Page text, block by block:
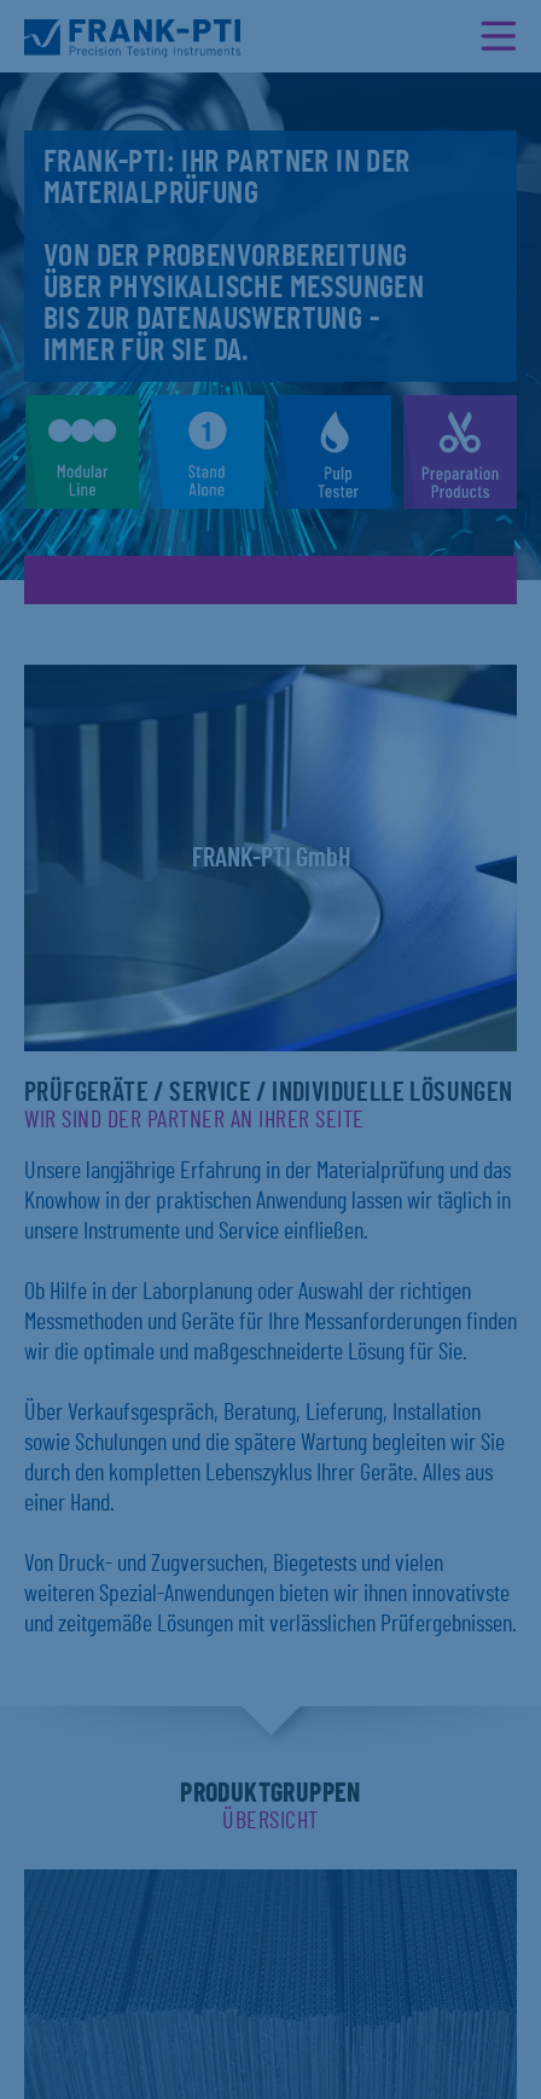
FRANK-PTI: IHR PARTNER IN DER
MATERIALPRÜFUNG
VON DER PROBENVORBEREITUNG
ÜBER PHYSIKALISCHE MESSUNGEN
BIS ZUR DATENAUSWERTUNG -
IMMER FÜR SIE DA.
FRANK-PTI GmbH
PRÜFGERÄTE / SERVICE / INDIVIDUELLE LÖSUNGEN
WIR SIND DER PARTNER AN IHRER SEITE
Unsere langjährige Erfahrung in der Materialprüfung und das
Knowhow in der praktischen Anwendung lassen wir täglich in
unsere Instrumente und Service einfließen.
Ob Hilfe in der Laborplanung oder Auswahl der richtigen
Messmethoden und Geräte für Ihre Messanforderungen finden
wir die optimale und maßgeschneiderte Lösung für Sie.
Über Verkaufsgespräch, Beratung, Lieferung, Installation
sowie Schulungen und die spätere Wartung begleiten wir Sie
durch den kompletten Lebenszyklus Ihrer Geräte. Alles aus
einer Hand.
Von Druck- und Zugversuchen, Biegetests und vielen
weiteren Spezial-Anwendungen bieten wir ihnen innovativste
und zeitgemäße Lösungen mit verlässlichen Prüfergebnissen.
PRODUKTGRUPPEN
ÜBERSICHT